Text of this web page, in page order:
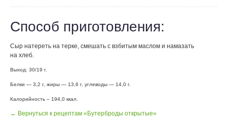
Способ приготовления:
Сыр натереть на терке, смешать с взбитым маслом и намазать
на хлеб.
Выход: 30/19 г.
Белки — 3,2 г, жиры — 13,6 г, углеводы — 14,0 г.
Калорийность – 194,0 ккал.
← Вернуться к рецептам «Бутерброды открытые»